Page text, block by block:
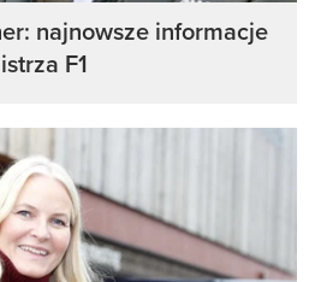
najnowsze informacje
F1